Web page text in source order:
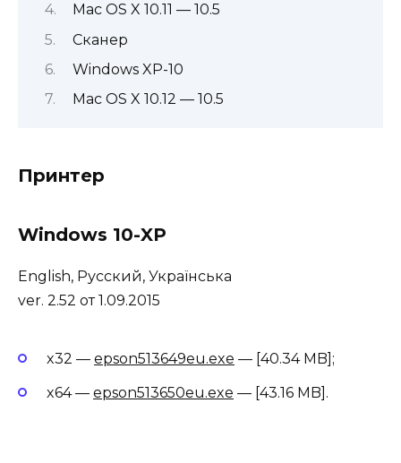
Mac OS X 10.11 — 10.5
Сканер
Windows XP-10
Mac OS X 10.12 — 10.5
Принтер
Windows 10-XP
English, Русский, Українська
ver. 2.52 от 1.09.2015
x32 — epson513649eu.exe — [40.34 MB];
x64 — epson513650eu.exe — [43.16 MB].